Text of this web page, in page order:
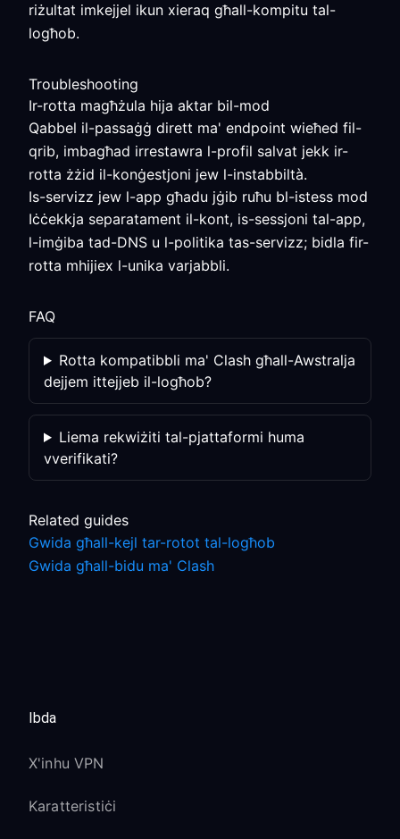
riżultat imkejjel ikun xieraq għall-kompitu tal-
logħob.
Troubleshooting
Ir-rotta magħżula hija aktar bil-mod
Qabbel il-passaġġ dirett ma' endpoint wieħed fil-
qrib, imbagħad irrestawra l-profil salvat jekk ir-
rotta żżid il-konġestjoni jew l-instabbiltà.
Is-servizz jew l-app għadu jġib ruħu bl-istess mod
Iċċekkja separatament il-kont, is-sessjoni tal-app,
l-imġiba tad-DNS u l-politika tas-servizz; bidla fir-
rotta mhijiex l-unika varjabbli.
FAQ
Rotta kompatibbli ma' Clash għall-Awstralja
dejjem ittejjeb il-logħob?
Liema rekwiżiti tal-pjattaformi huma
vverifikati?
Related guides
Gwida għall-kejl tar-rotot tal-logħob
Gwida għall-bidu ma' Clash
Ibda
X'inhu VPN
Karatteristiċi